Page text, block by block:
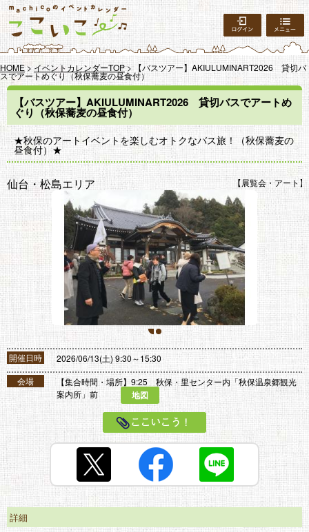
ログイン
HOME> イベントカレンダーTOP> 【バスツアー】AKIULUMINART2026 貸切バ
スでアートめぐり（秋保蕎麦の昼食付）
【バスツアー】AKIULUMINART2026 貸切バスでアートめ
ぐり（秋保蕎麦の昼食付）
★秋保のアートイベントを楽しむオトクなバス旅！（秋保蕎麦の
昼食付）★
1 2
仙台・松島エリア 展覧会・アート
開催日時
2026/06/13(土) 9:30～15:30
会場
【集合時間・場所】9:25 秋保・里センター内「秋保温泉郷観光
案内所」前
地図
ここいこう！
詳細